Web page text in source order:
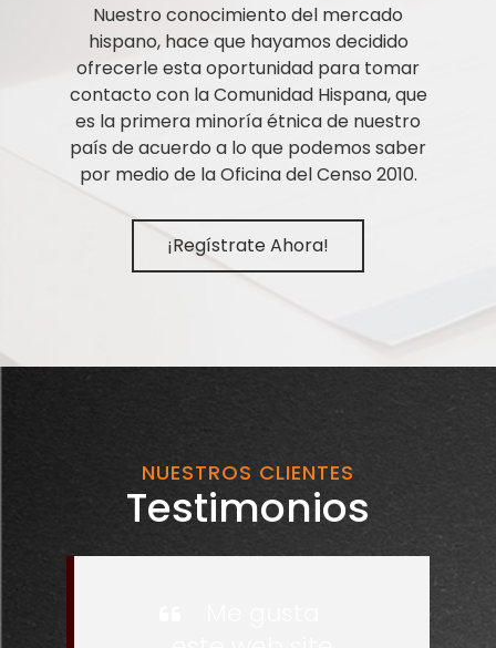
Nuestro conocimiento del mercado
hispano, hace que hayamos decidido
ofrecerle esta oportunidad para tomar
contacto con la Comunidad Hispana, que
es la primera minoría étnica de nuestro
país de acuerdo a lo que podemos saber
por medio de la Oficina del Censo 2010.
¡Regístrate Ahora!
NUESTROS CLIENTES
Testimonios